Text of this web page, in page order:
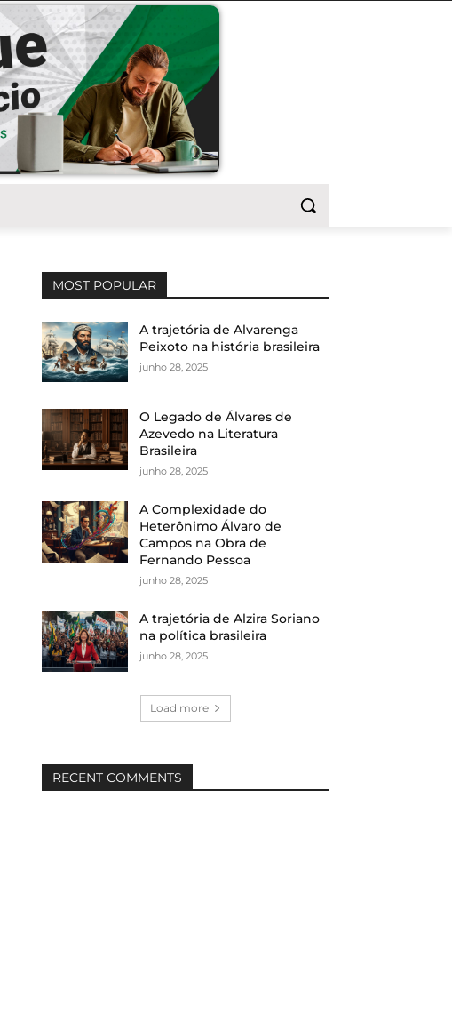
MOST POPULAR
A trajetória de Alvarenga
Peixoto na história brasileira
junho 28, 2025
O Legado de Álvares de
Azevedo na Literatura
Brasileira
junho 28, 2025
A Complexidade do
Heterônimo Álvaro de
Campos na Obra de
Fernando Pessoa
junho 28, 2025
A trajetória de Alzira Soriano
na política brasileira
junho 28, 2025
Load more
RECENT COMMENTS